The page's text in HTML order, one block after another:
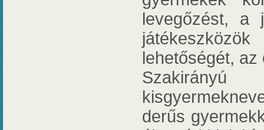
levegőzést, a
lehetőségét,
derűs